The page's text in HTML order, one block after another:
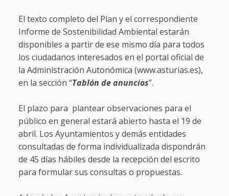
El texto completo del Plan y el correspondiente
Informe de Sostenibilidad Ambiental estarán
disponibles a partir de ese mismo día para todos
los ciudadanos interesados en el portal oficial de
la Administración Autonómica (www.asturias.es),
en la sección “Tablón de anuncios”.
El plazo para plantear observaciones para el
público en general estará abierto hasta el 19 de
abril. Los Ayuntamientos y demás entidades
consultadas de forma individualizada dispondrán
de 45 días hábiles desde la recepción del escrito
para formular sus consultas o propuestas.